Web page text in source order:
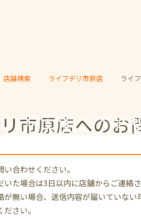
店舗検索 ライフデリ市原店 ライ
市原店へのお
合わせください。
た場合は3日以内に店舗からご連絡さ
が無い場合、送信内容が届いていな
さい。